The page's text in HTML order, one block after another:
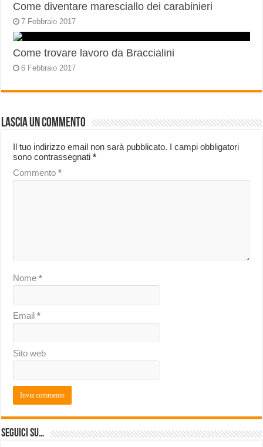
Come diventare maresciallo dei carabinieri
7 Febbraio 2017
Come trovare lavoro da Braccialini
6 Febbraio 2017
Lascia un commento
Il tuo indirizzo email non sarà pubblicato. I campi obbligatori
sono contrassegnati*
Commento*
Nome*
Email*
Sito web
Seguici su…